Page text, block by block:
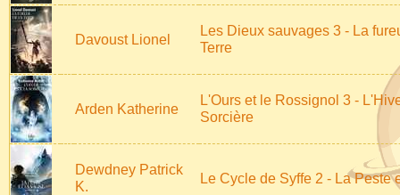
Davoust Lionel
Les Dieux sauvages 3 - La
Terre
Arden Katherine
L'Ours et le Rossignol 3 -
Sorcière
Dewdney Patrick
K.
Le Cycle de Syffe 2 - La Peste